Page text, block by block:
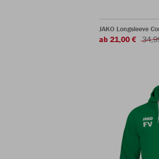
JAKO Longsleeve
ab 21,00 €